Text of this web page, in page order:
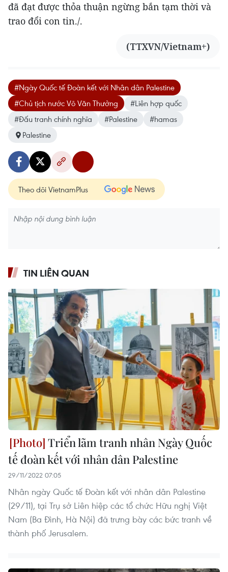
đã đạt được thỏa thuận ngừng bắn tạm thời và
trao đổi con tin./.
(TTXVN/Vietnam+)
#Ngày Quốc tế Đoàn kết với Nhân dân Palestine
#Chủ tịch nước Võ Văn Thưởng
#Liên hợp quốc
#Đấu tranh chính nghĩa
#Palestine
#hamas
Palestine
Theo dõi VietnamPlus
TIN LIÊN QUAN
Triển lãm tranh nhân Ngày Quốc
tế đoàn kết với nhân dân Palestine
29/11/2022 07:05
Nhân ngày Quốc tế Đoàn kết với nhân dân Palestine
(29/11), tại Trụ sở Liên hiệp các tổ chức Hữu nghị Việt
Nam (Ba Đình, Hà Nội) đã trưng bày các bức tranh về
thành phố Jerusalem.